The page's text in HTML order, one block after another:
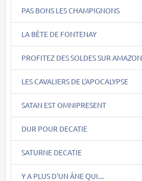
PAS BONS LES CHAMPIGNONS
LA BÊTE DE FONTENAY
PROFITEZ DES SOLDES SUR AMAZON
LES CAVALIERS DE L'APOCALYPSE
SATAN EST OMNIPRESENT
DUR POUR DECATIE
SATURNE DECATIE
Y A PLUS D'UN ÂNE QUI....